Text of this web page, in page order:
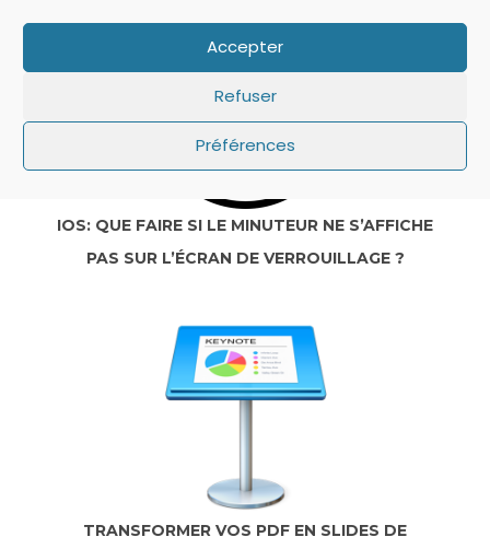
Accepter
Refuser
Préférences
IOS: QUE FAIRE SI LE MINUTEUR NE S’AFFICHE
PAS SUR L’ÉCRAN DE VERROUILLAGE ?
TRANSFORMER VOS PDF EN SLIDES DE